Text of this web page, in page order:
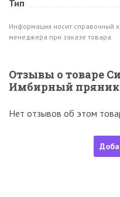
Тип
Информация носит справочный
менеджера при заказе товара.
Отзывы о товаре
Имбирный пряник
Нет отзывов об этом